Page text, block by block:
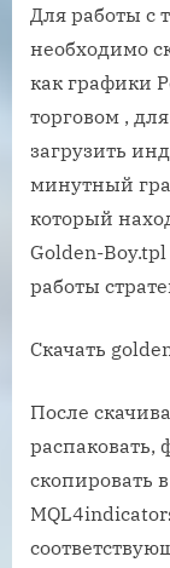
Для работы с
необходимо
как графики
торговом ,
загрузить
минутный
который
Golden-
работы
Скачать
После
скопировать